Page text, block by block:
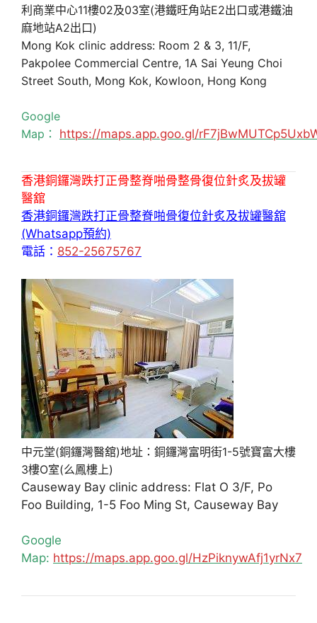
利商業中心11樓02及03室(港鐵旺角站E2出口或港鐵油
麻地站A2出口)
Mong Kok clinic address: Room 2 & 3, 11/F,
Pakpolee Commercial Centre, 1A Sai Yeung Choi
Street South, Mong Kok, Kowloon, Hong Kong
Google
Map： https://maps.app.goo.gl/
香港銅鑼灣跌打正骨整脊啪骨整骨復位針炙及拔罐
醫舘
香港銅鑼灣跌打正骨整脊啪骨復位針炙及拔罐醫舘
(Whatsapp預約)
電話： 852-25675767
中元堂(銅鑼灣醫舘)地址：銅鑼灣富明街1-5號寶富大樓
3樓O室(么鳳樓上)
Causeway Bay clinic address: Flat O 3/F, Po
Foo Building, 1-5 Foo Ming St, Causeway Bay
Google
Map: https://maps.app.goo.gl/HzPiknywAfj1yrNx7